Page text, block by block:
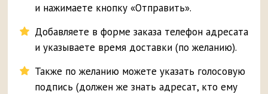
и нажимаете кнопку «Отправить».
Добавляете в форме заказа телефон адресата
и указываете время доставки (по желанию).
Также по желанию можете указать голосовую
подпись (должен же знать адресат, кто ему